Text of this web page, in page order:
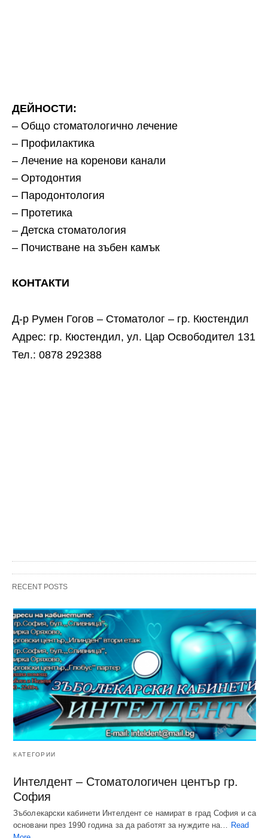
ДЕЙНОСТИ:
– Общо стоматологично лечение
– Профилактика
– Лечение на коренови канали
– Ортодонтия
– Пародонтология
– Протетика
– Детска стоматология
– Почистване на зъбен камък
КОНТАКТИ
Д-р Румен Гогов – Стоматолог – гр. Кюстендил
Адрес: гр. Кюстендил, ул. Цар Освободител 131
Тел.: 0878 292388
RECENT POSTS
КАТЕГОРИИ
Интелдент – Стоматологичен център гр.
София
Зъболекарски кабинети Интелдент се намират в град София и са
основани през 1990 година за да работят за нуждите на… Read